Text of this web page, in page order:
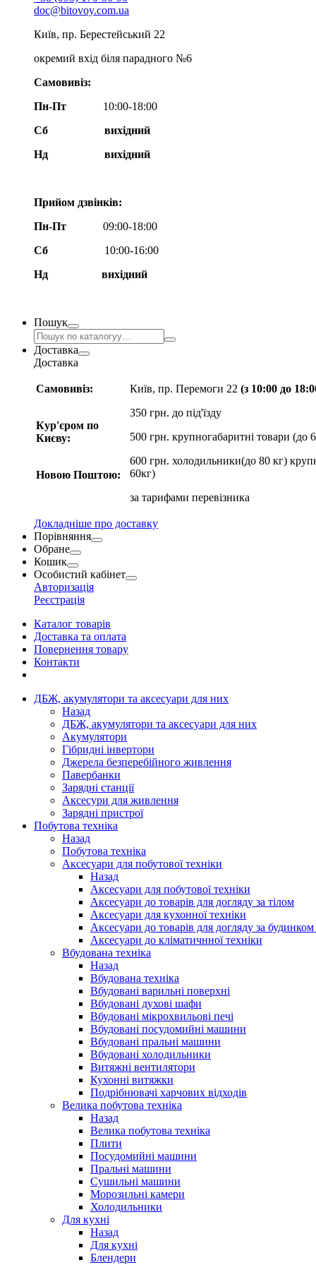
doc@bitovoy.com.ua
Київ, пр. Берестейський 22
окремий вхід біля парадного №6
Самовивіз:
Пн-Пт
10:00-18:00
Сб
вихідний
Нд
вихідний
Прийом дзвінків:
Пн-Пт
09:00-18:00
Сб
10:00-16:00
Нд вихідний
Пошук
Доставка
Доставка
Самовивіз:
Кур'єром по
Києву:
Новою Поштою:
Київ, пр. Перемоги 22 (з 10:00 до
350 грн. до під'їзду
500 грн. крупногабаритні товари (до
600 грн. холодильники(до 80 кг)
60кг)
за тарифами перевізника
Докладніше про доставку
Порівняння
Обране
Кошик
Особистий кабінет
Авторизація
Реєстрація
Каталог товарів
Доставка та оплата
Повернення товару
Контакти
ДБЖ, акумулятори та аксесуари для них
Назад
ДБЖ, акумулятори та аксесуари для них
Акумулятори
Гібридні інвертори
Джерела безперебійного живлення
Павербанки
Зарядні станції
Аксесури для живлення
Зарядні пристрої
Побутова техніка
Назад
Побутова техніка
Аксесуари для побутової техніки
Назад
Аксесуари для побутової техніки
Аксесуари до товарів для догляду за тілом
Аксесуари для кухонної техніки
Аксесуари до товарів для догляду за будинком
Аксесуари до кліматичнної техніки
Вбудована техніка
Назад
Вбудована техніка
Вбудовані варильні поверхні
Вбудовані духові шафи
Вбудовані мікрохвильові печі
Вбудовані посудомийні машини
Вбудовані пральні машини
Вбудовані холодильники
Витяжні вентилятори
Кухонні витяжки
Подрібнювачі харчових відходів
Велика побутова техніка
Назад
Велика побутова техніка
Плити
Посудомийні машини
Пральні машини
Сушильні машини
Морозильні камери
Холодильники
Для кухні
Назад
Для кухні
Блендери